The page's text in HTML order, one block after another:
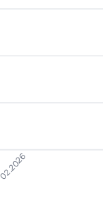
02.2026